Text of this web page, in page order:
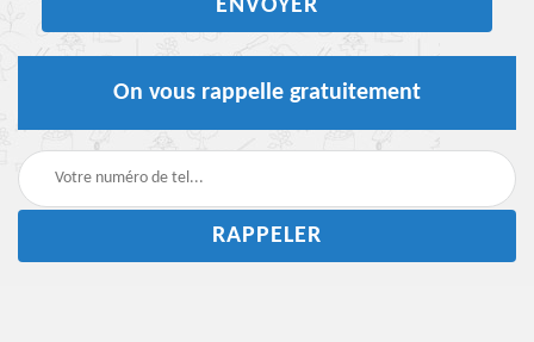
On vous rappelle gratuitement